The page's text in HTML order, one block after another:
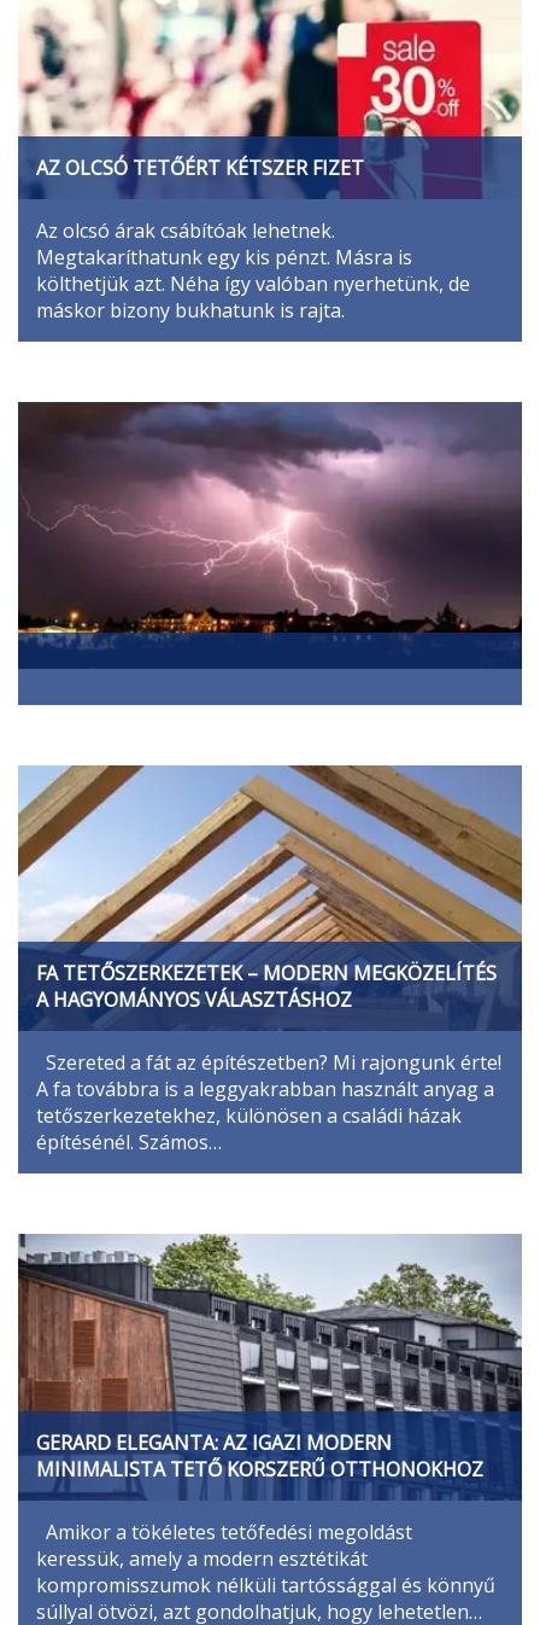
AZ OLCSÓ TETŐÉRT KÉTSZER FIZET
Az olcsó árak csábítóak lehetnek.
Megtakaríthatunk egy kis pénzt. Másra is
költhetjük azt. Néha így valóban nyerhetünk, de
máskor bizony bukhatunk is rajta.
FA TETŐSZERKEZETEK – MODERN MEGKÖZELÍTÉS
A HAGYOMÁNYOS VÁLASZTÁSHOZ
Szereted a fát az építészetben? Mi rajongunk érte!
A fa továbbra is a leggyakrabban használt anyag a
tetőszerkezetekhez, különösen a családi házak
építésénél. Számos…
GERARD ELEGANTA: AZ IGAZI MODERN
MINIMALISTA TETŐ KORSZERŰ OTTHONOKHOZ
Amikor a tökéletes tetőfedési megoldást
keressük, amely a modern esztétikát
kompromisszumok nélküli tartóssággal és könnyű
súllyal ötvözi, azt gondolhatjuk, hogy lehetetlen…